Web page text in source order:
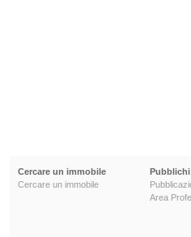
Cercare un immobile
Cercare un immobile
Area